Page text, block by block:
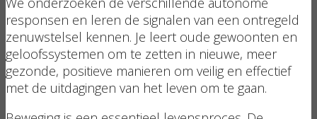
responsen en leren de signalen van een ontregeld
zenuwstelsel kennen. Je leert oude gewoonten en
geloofssystemen om te zetten in nieuwe, meer
gezonde, positieve manieren om veilig en effectief
met de uitdagingen van het leven om te gaan.